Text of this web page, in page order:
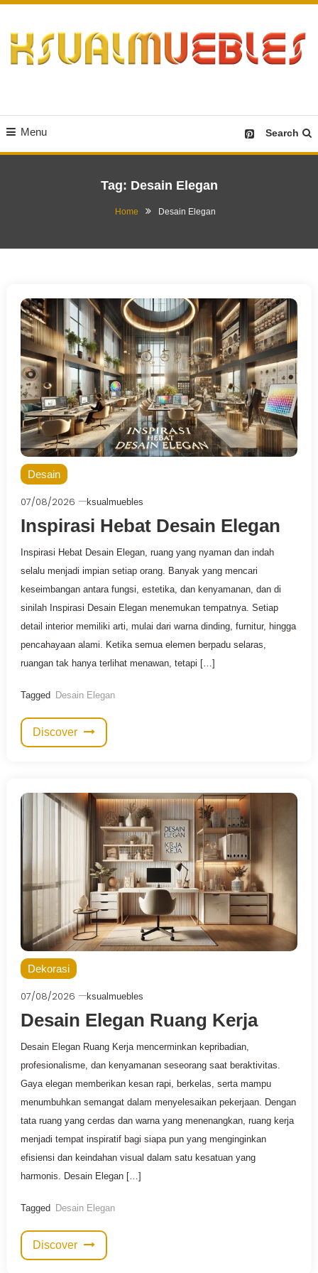
Content
Menu Search
Tag: Desain Elegan
Home Desain Elegan
Desain
07/08/2026 ksualmuebles
Inspirasi Hebat Desain Elegan
Inspirasi Hebat Desain Elegan, ruang yang nyaman dan indah
selalu menjadi impian setiap orang. Banyak yang mencari
keseimbangan antara fungsi, estetika, dan kenyamanan, dan di
sinilah Inspirasi Desain Elegan menemukan tempatnya. Setiap
detail interior memiliki arti, mulai dari warna dinding, furnitur, hingga
pencahayaan alami. Ketika semua elemen berpadu selaras,
ruangan tak hanya terlihat menawan, tetapi […]
Tagged Desain Elegan
Discover
Dekorasi
07/08/2026 ksualmuebles
Desain Elegan Ruang Kerja
Desain Elegan Ruang Kerja mencerminkan kepribadian,
profesionalisme, dan kenyamanan seseorang saat beraktivitas.
Gaya elegan memberikan kesan rapi, berkelas, serta mampu
menumbuhkan semangat dalam menyelesaikan pekerjaan. Dengan
tata ruang yang cerdas dan warna yang menenangkan, ruang kerja
menjadi tempat inspiratif bagi siapa pun yang menginginkan
efisiensi dan keindahan visual dalam satu kesatuan yang
harmonis. Desain Elegan […]
Tagged Desain Elegan
Discover